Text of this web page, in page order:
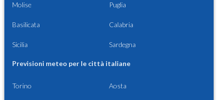
Molise Puglia
Basilicata Calabria
Sicilia Sardegna
Previsioni meteo per le città italiane
Torino Aosta